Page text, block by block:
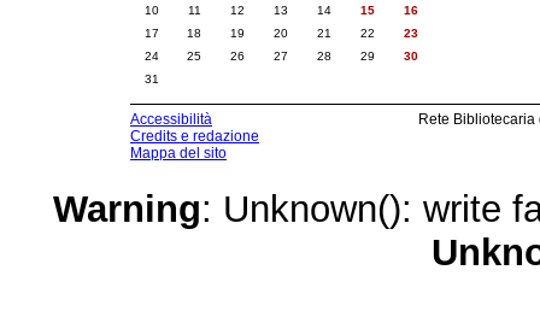
10
11 12 13 14 15
16
17
18 19 20 21 22
23
24
25 26 27 28 29
30
31
Accessibilità
Credits e redazione
Mappa del sito
Rete
Warning: Unknown(): write